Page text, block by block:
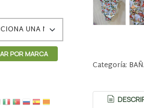
Categoría: